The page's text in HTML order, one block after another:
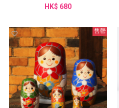
HK$ 680
售罄